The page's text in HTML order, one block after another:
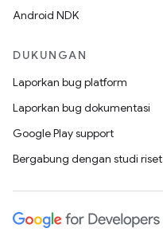
Android NDK
DUKUNGAN
Laporkan bug platform
Laporkan bug dokumentasi
Google Play support
Bergabung dengan studi riset